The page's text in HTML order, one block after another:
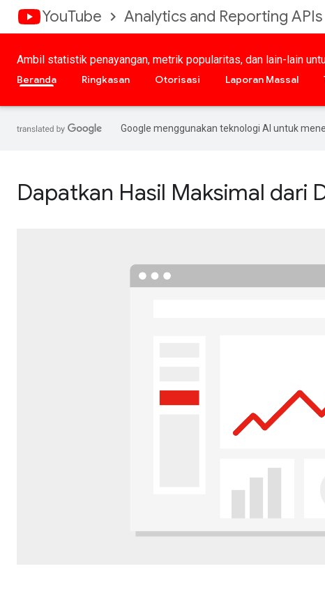
YouTube Analytics and Reporting APIs
Ambil statistik penayangan, metrik popularitas, dan lain-lain
Beranda Ringkasan Otorisasi Laporan Massal
Google menggunakan teknologi AI untuk
Dapatkan Hasil Maksimal dari